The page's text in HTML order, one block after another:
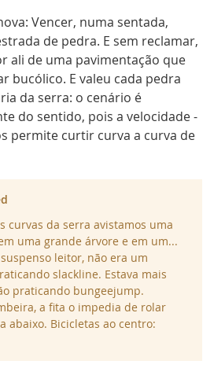
Vencer, numa sentada,
de pedra. E sem reclamar,
ali de uma pavimentação que
bucólico. E valeu cada pedra
da serra: o cenário é
do sentido, pois a velocidade -
permite curtir curva a curva de
curvas da serra avistamos uma
uma grande árvore e em um...
leitor, não era um
slackline. Estava mais
praticando bungeejump.
a fita o impedia de rolar
abaixo. Bicicletas ao centro: